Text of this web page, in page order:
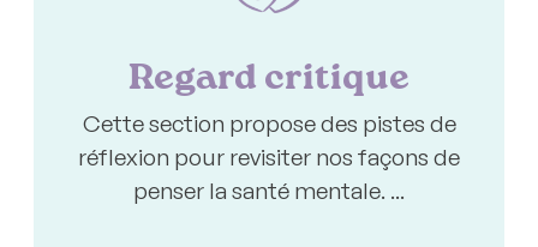
Regard critique
Cette section propose des pistes de
réflexion pour revisiter nos façons de
penser la santé mentale. ...